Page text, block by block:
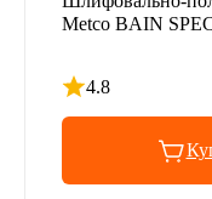
Metco BAIN
4.8
Рейтинг 4.8 из 5